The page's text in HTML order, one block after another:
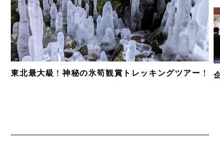
東北最大級！神秘の氷筍観賞トレッキングツアー！